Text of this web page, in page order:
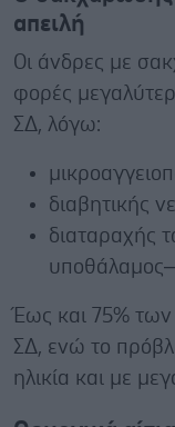
απειλή
Οι άνδρες με
φορές
ΣΔ, λόγω:
διαβητικής
διαταραχής
Έως και 75%
ΣΔ, ενώ το
ηλικία και με